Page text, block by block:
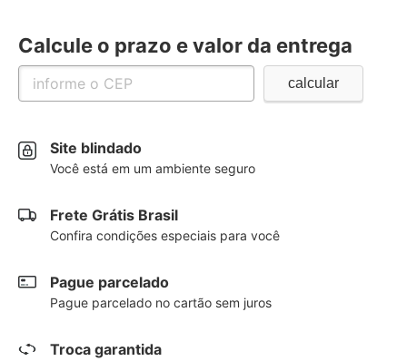
Calcule o prazo e valor da entrega
Site blindado
Você está em um ambiente seguro
Frete Grátis Brasil
Confira condições especiais para você
Pague parcelado
Pague parcelado no cartão sem juros
Troca garantida